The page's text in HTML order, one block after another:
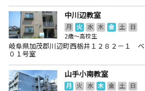
中川辺教室
月 火 水 木 金 土
日
2歳～高校生
岐阜県加茂郡川辺町西栃井１２８２－１ ベ
０１号室
山手小南教室
月 火 水 木 金 土
日